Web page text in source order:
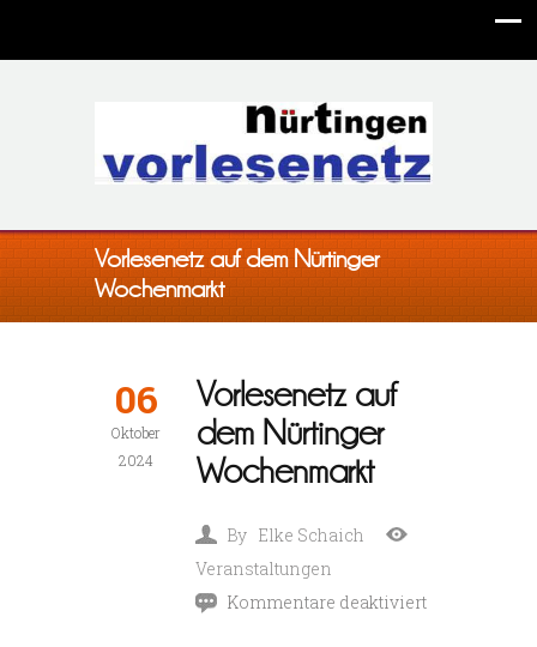
Vorlesenetz auf dem Nürtinger
Wochenmarkt
Vorlesenetz auf
dem Nürtinger
Wochenmarkt
06
Oktober
2024
By Elke Schaich
Veranstaltungen
Kommentare deaktiviert